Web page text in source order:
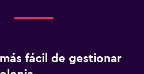
fácil de gestionar